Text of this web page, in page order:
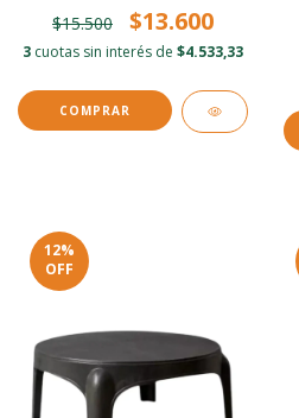
$15.500 $13.600
3 cuotas sin interés de $4.533,33
12%
OFF